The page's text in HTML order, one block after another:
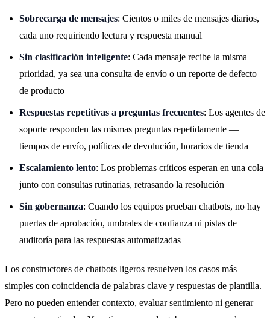
Sobrecarga de mensajes: Cientos o miles de mensajes diarios,
cada uno requiriendo lectura y respuesta manual
Sin clasificación inteligente: Cada mensaje recibe la misma
prioridad, ya sea una consulta de envío o un reporte de defecto
de producto
Respuestas repetitivas a preguntas frecuentes: Los agentes de
soporte responden las mismas preguntas repetidamente —
tiempos de envío, políticas de devolución, horarios de tienda
Escalamiento lento: Los problemas críticos esperan en una cola
junto con consultas rutinarias, retrasando la resolución
Sin gobernanza: Cuando los equipos prueban chatbots, no hay
puertas de aprobación, umbrales de confianza ni pistas de
auditoría para las respuestas automatizadas
Los constructores de chatbots ligeros resuelven los casos más
simples con coincidencia de palabras clave y respuestas de plantilla.
Pero no pueden entender contexto, evaluar sentimiento ni generar